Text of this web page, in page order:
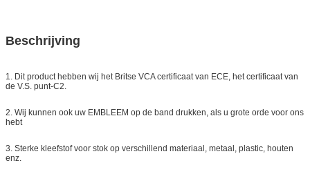
Beschrijving
1. Dit product hebben wij het Britse VCA certificaat van ECE, het certificaat van
de V.S. punt-C2.
2. Wij kunnen ook uw EMBLEEM op de band drukken, als u grote orde voor ons
hebt
3. Sterke kleefstof voor stok op verschillend materiaal, metaal, plastic, houten
enz.